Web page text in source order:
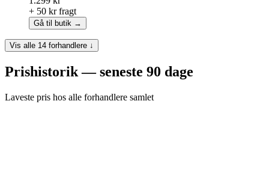
+ 50 kr fragt
Gå til butik →
Vis alle 14 forhandlere ↓
Prishistorik — seneste 90 dage
Laveste pris hos alle forhandlere samlet